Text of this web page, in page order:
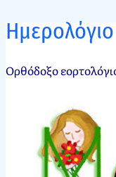
Ορθόδοξο